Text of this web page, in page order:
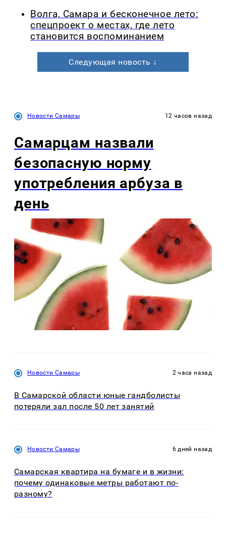
Волга, Самара и бесконечное лето:
спецпроект о местах, где лето
становится воспоминанием
Следующая новость ↓
Новости Самары 12 часов назад
Самарцам назвали
безопасную норму
употребления арбуза в
день
Новости Самары 2 часа назад
В Самарской области юные гандболисты
потеряли зал после 50 лет занятий
Новости Самары 6 дней назад
Самарская квартира на бумаге и в жизни:
почему одинаковые метры работают по-
разному?